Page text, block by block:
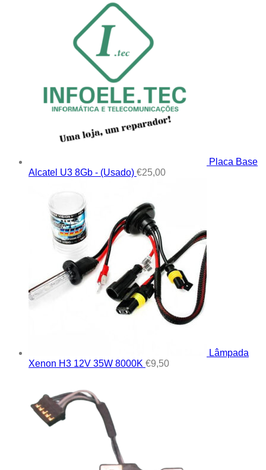
Placa Base
Alcatel U3 8Gb - (Usado) €25,00
Lâmpada
Xenon H3 12V 35W 8000K €9,50